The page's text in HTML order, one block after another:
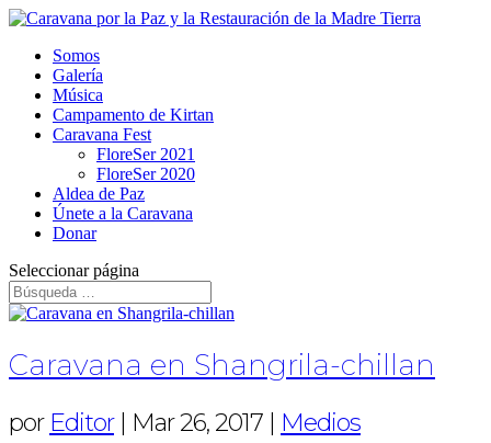
Somos
Galería
Música
Campamento de Kirtan
Caravana Fest
FloreSer 2021
FloreSer 2020
Aldea de Paz
Únete a la Caravana
Donar
Seleccionar página
Caravana en Shangrila-chillan
por Editor| Mar 26, 2017 | Medios